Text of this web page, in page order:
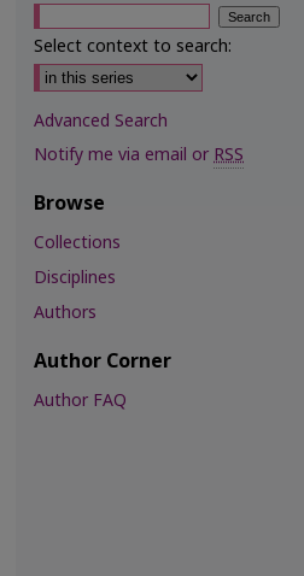
Select context to search:
Advanced Search
Notify me via email orRSS
Browse
Collections
Disciplines
Authors
Author Corner
Author FAQ